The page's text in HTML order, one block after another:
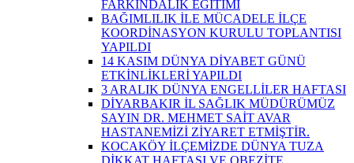
FARKINDALIK EĞİTİMİ
BAĞIMLILIK İLE MÜCADELE İLÇE
KOORDİNASYON KURULU TOPLANTISI
YAPILDI
14 KASIM DÜNYA DİYABET GÜNÜ
ETKİNLİKLERİ YAPILDI
3 ARALIK DÜNYA ENGELLİLER HAFTASI
DİYARBAKIR İL SAĞLIK MÜDÜRÜMÜZ
SAYIN DR. MEHMET SAİT AVAR
HASTANEMİZİ ZİYARET ETMİŞTİR.
KOCAKÖY İLÇEMİZDE DÜNYA TUZA
DİKKAT HAFTASI VE OBEZİTE